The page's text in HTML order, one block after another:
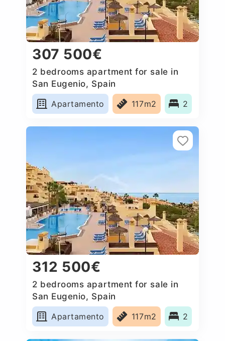
307 500€
2 bedrooms apartment for sale in
San Eugenio, Spain
Apartamento
117m2 2
312 500€
2 bedrooms apartment for sale in
San Eugenio, Spain
Apartamento
117m2 2